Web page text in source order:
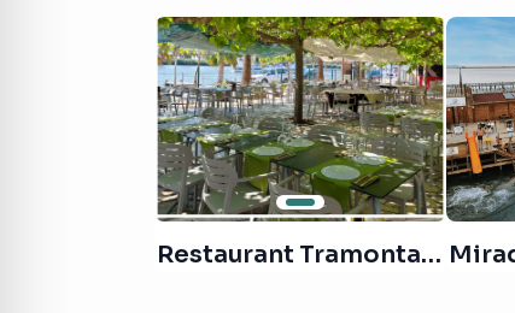
Restaurant Tramontano